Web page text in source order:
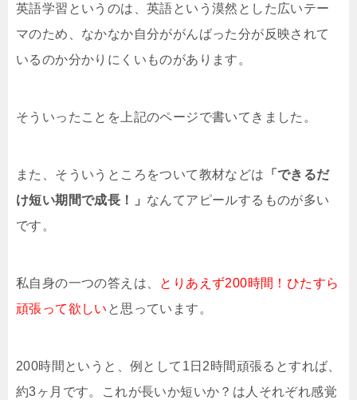
英語学習というのは、英語という漠然とした広いテー
マのため、なかなか自分ががんばった分が反映されて
いるのか分かりにくいものがあります。
そういったことを上記のページで書いてきました。
また、そういうところをついて教材などは 「できるだ
け短い期間で成長！」 なんてアピールするものが多い
です。
私自身の一つの答えは、 とりあえず200時間！ひたすら
頑張って欲しい と思っています。
200時間というと、例として1日2時間頑張るとすれば、
約3ヶ月です。これが長いか短いか？は人それぞれ感覚